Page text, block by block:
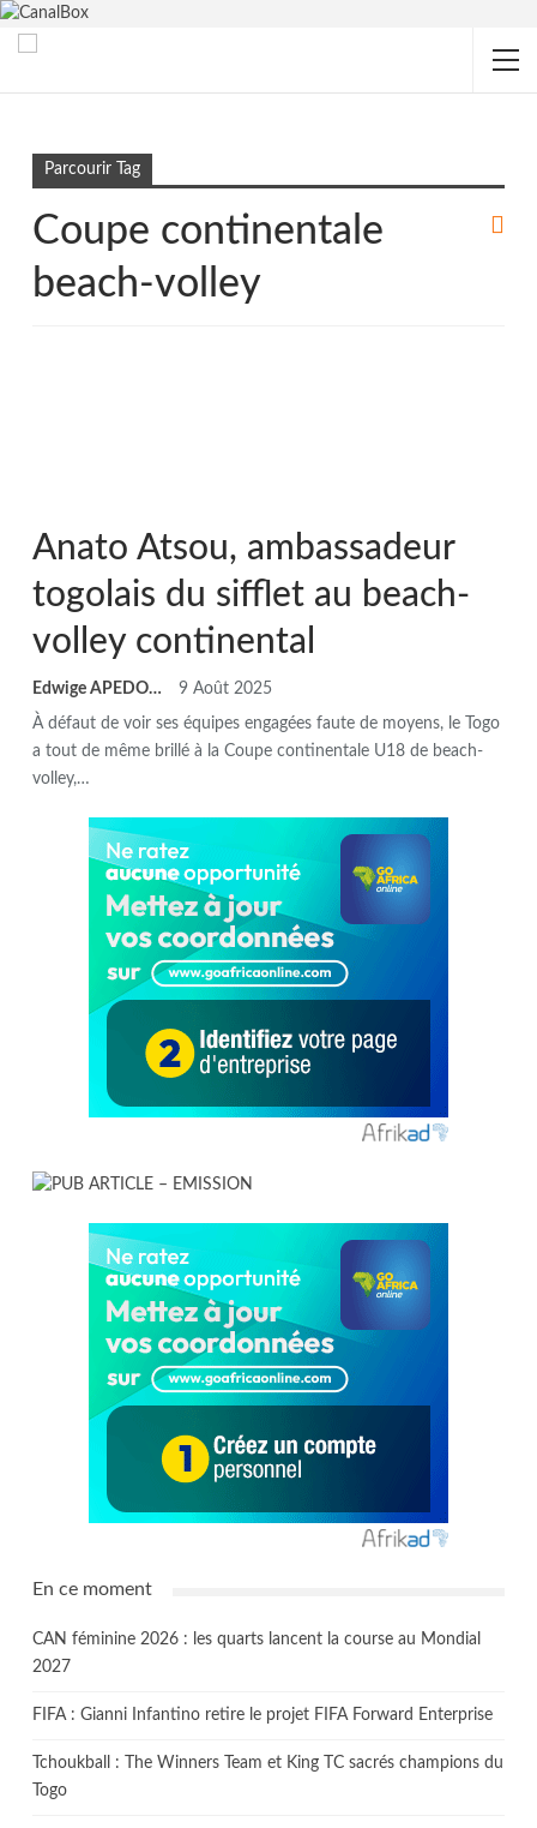
Parcourir Tag
Coupe continentale
beach-volley
Anato Atsou, ambassadeur
togolais du sifflet au beach-
volley continental
Edwige APEDO 9 Août 2025
À défaut de voir ses équipes engagées faute de moyens, le Togo
a tout de même brillé à la Coupe continentale U18 de beach-
volley,…
En ce moment
CAN féminine 2026 : les quarts lancent la course au Mondial
2027
FIFA : Gianni Infantino retire le projet FIFA Forward Enterprise
Tchoukball : The Winners Team et King TC sacrés champions du
Togo